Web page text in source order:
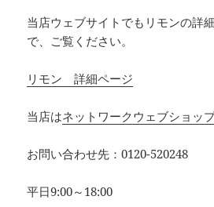
当店ウェブサイトでもリモンの詳
で、ご覧ください。
リモン 詳細ページ
当店はネットワークウェブショッ
お問い合わせ先：0120-520248
平日9:00～18:00